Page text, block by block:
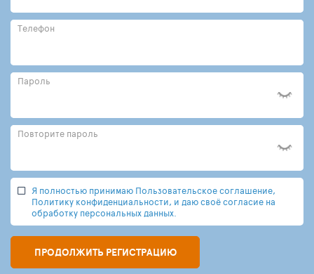
Телефон
Пароль
Повторите пароль
Я полностью принимаю Пользовательское соглашение,
Политику конфиденциальности, и даю своё согласие на
обработку персональных данных.
ПРОДОЛЖИТЬ РЕГИСТРАЦИЮ